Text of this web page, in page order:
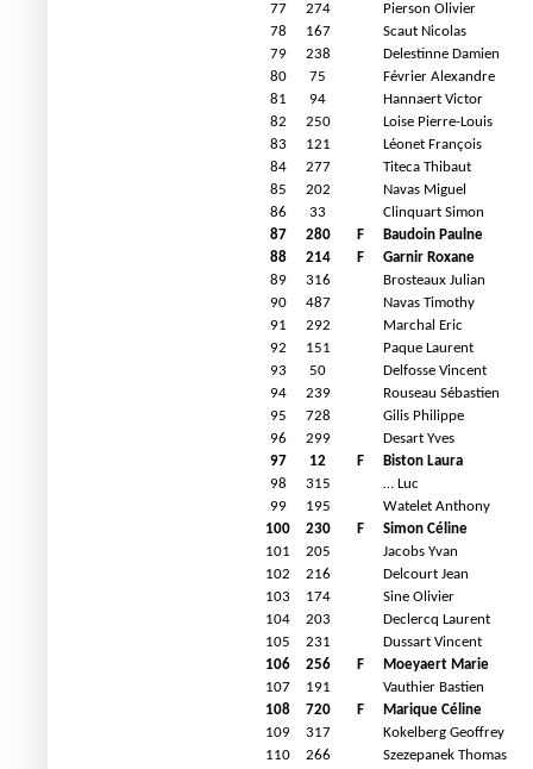
77
274
Pierson Olivier
78
167
Scaut Nicolas
79
238
Delestinne Damien
80
75
Février Alexandre
81
94
Hannaert Victor
82
250
Loise Pierre-Louis
83
121
Léonet François
84
277
Titeca Thibaut
85
202
Navas Miguel
86
33
Clinquart Simon
87
280 F
Baudoin Paulne
88
214 F
Garnir Roxane
89
316
Brosteaux Julian
90
487
Navas Timothy
91
292
Marchal Eric
92
151
Paque Laurent
93
50
Delfosse Vincent
94
239
Rouseau Sébastien
95
728
Gilis Philippe
96
299
Desart Yves
97
12 F
Biston Laura
98
315
… Luc
99
195
Watelet Anthony
100
230 F
Simon Céline
101
205
Jacobs Yvan
102
216
Delcourt Jean
103
174
Sine Olivier
104
203
Declercq Laurent
105
231
Dussart Vincent
106
256 F
Moeyaert Marie
107
191
Vauthier Bastien
108
720 F
Marique Céline
109
317
Kokelberg Geoffrey
110
266
Szezepanek Thomas